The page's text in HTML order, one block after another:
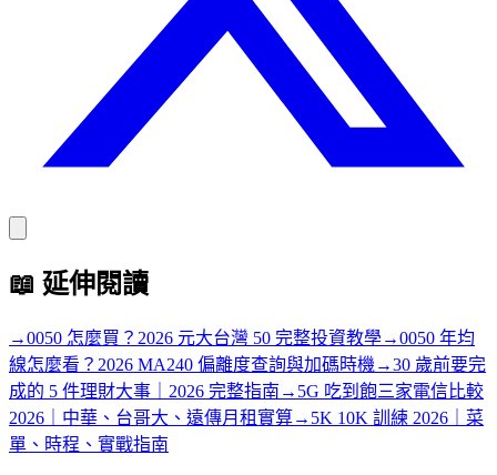
📖 延伸閱讀
→0050 怎麼買？2026 元大台灣 50 完整投資教學→0050 年均
線怎麼看？2026 MA240 偏離度查詢與加碼時機 →30 歲前要完
成的 5 件理財大事｜2026 完整指南 → 5G 吃到飽三家電信比較
2026｜中華、台哥大、遠傳月租實算→ 5K 10K 訓練 2026｜菜
單、時程、實戰指南